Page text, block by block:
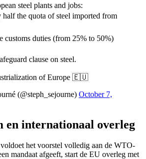
steel plants and jobs:
the quota of steel imported from
customs duties (from 25% to 50%)
clause on steel.
of Europe 🇪🇺
(@steph_sejourne) October 7,
en internationaal overleg
het voorstel volledig aan de WTO-
mandaat afgeeft, start de EU overleg met